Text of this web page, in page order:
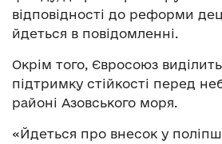
відповідності до реформи
йдеться в повідомленні.
Окрім того, Євросоюз
підтримку стійкості перед
районі Азовського моря.
«Йдеться про внесок у